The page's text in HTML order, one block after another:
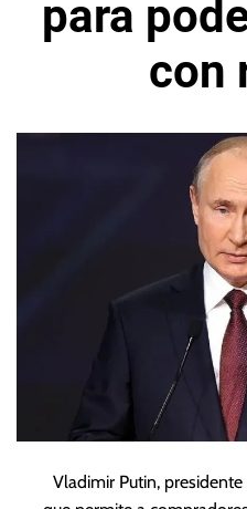
para
con
Vladimir Putin,